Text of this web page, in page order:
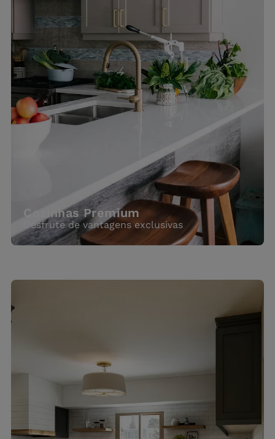
Cozinhas Premium
Desfrute de vantagens exclusivas